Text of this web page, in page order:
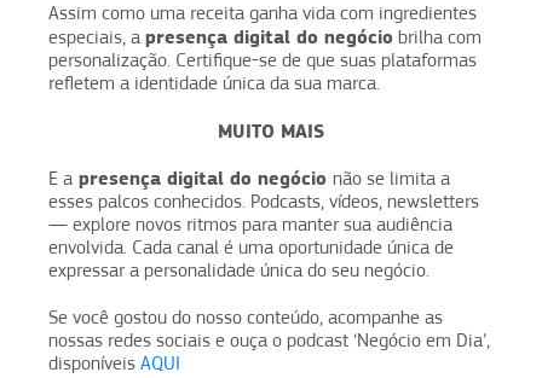
Assim como uma receita ganha vida com ingredientes
especiais, a presença digital do negócio brilha com
personalização. Certifique-se de que suas plataformas
refletem a identidade única da sua marca.
MUITO MAIS
E a presença digital do negócio não se limita a
esses palcos conhecidos. Podcasts, vídeos, newsletters
— explore novos ritmos para manter sua audiência
envolvida. Cada canal é uma oportunidade única de
expressar a personalidade única do seu negócio.
Se você gostou do nosso conteúdo, acompanhe as
nossas redes sociais e ouça o podcast ‘Negócio em Dia’,
disponíveis AQUI